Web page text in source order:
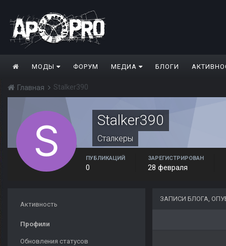
МОДЫ ФОРУМ МЕДИА БЛОГИ
Главная Stalker390
Stalker390
Сталкеры
ПУБЛИКАЦИЙ
0
ЗАРЕГИСТРИРОВАН
28 февраля
Активность
Профили
Обновления статусов
ЗАПИСИ БЛОГА,